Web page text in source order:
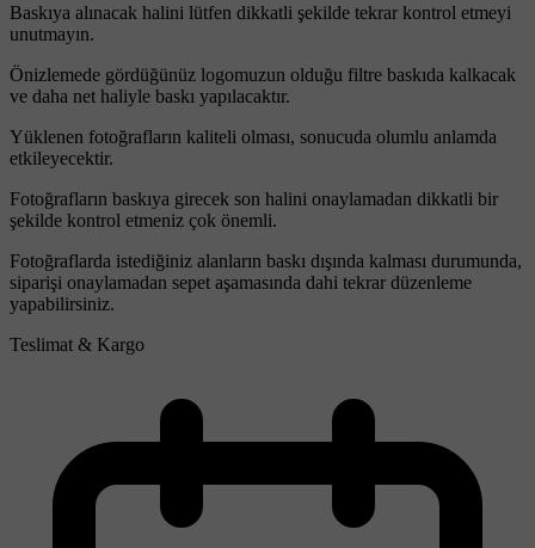
Baskıya alınacak halini lütfen dikkatli şekilde tekrar kontrol etmeyi
unutmayın.
Önizlemede gördüğünüz logomuzun olduğu filtre baskıda kalkacak
ve daha net haliyle baskı yapılacaktır.
Yüklenen fotoğrafların kaliteli olması, sonucuda olumlu anlamda
etkileyecektir.
Fotoğrafların baskıya girecek son halini onaylamadan dikkatli bir
şekilde kontrol etmeniz çok önemli.
Fotoğraflarda istediğiniz alanların baskı dışında kalması durumunda,
siparişi onaylamadan sepet aşamasında dahi tekrar düzenleme
yapabilirsiniz.
Teslimat & Kargo